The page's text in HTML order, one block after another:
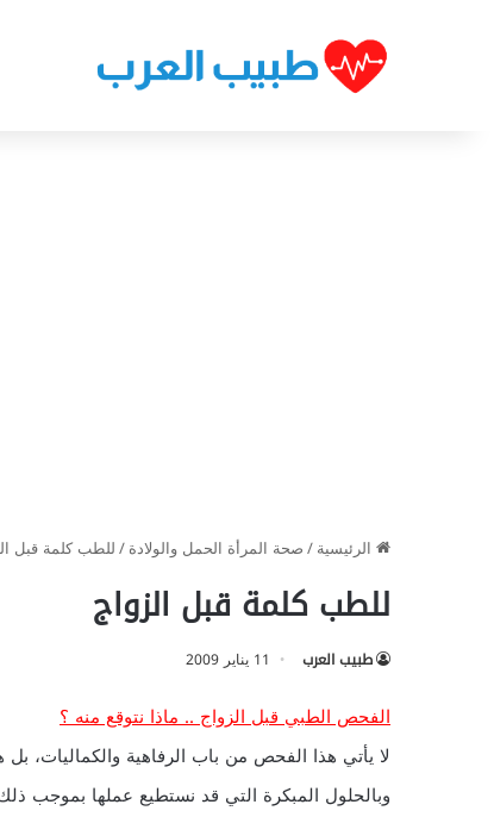
الرئيسية/صحة المرأة الحمل والولادة/للطب كلمة قبل
للطب كلمة قبل الزواج
طبيب العرب 11 يناير 2009
الفحص الطبي قبل الزواج .. ماذا نتوقع منه ؟
لا يأتي هذا الفحص من باب الرفاهية والكماليات، بل
وبالحلول المبكرة التي قد نستطيع عملها بموجب